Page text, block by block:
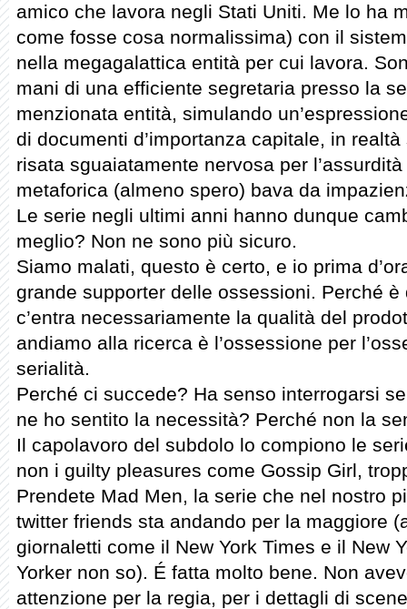
amico che lavora negli Stati Uniti. Me lo ha
come fosse cosa normalissima) con il
nella megagalattica entità per cui lavora.
mani di una efficiente segretaria presso la
menzionata entità, simulando
di documenti d’importanza capitale, in
risata sguaiatamente nervosa per
metaforica (almeno spero) bava da
Le serie negli ultimi anni hanno dunque
meglio? Non ne sono più sicuro.
Siamo malati, questo è certo, e io prima
grande supporter delle ossessioni. Perché
c’entra necessariamente la qualità del
andiamo alla ricerca è l’ossessione per
serialità.
Perché ci succede? Ha senso interrogarsi
ne ho sentito la necessità? Perché non la
Il capolavoro del subdolo lo compiono le
non i guilty pleasures come Gossip Girl,
Prendete Mad Men, la serie che nel nostro
twitter friends sta andando per la maggiore
giornaletti come il New York Times e il New
Yorker non so). É fatta molto bene. Non
attenzione per la regia, per i dettagli di